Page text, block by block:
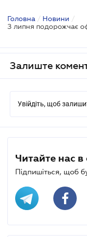
Головна / Новини /
Залиште
Увійдіть, щоб
Читайте нас
Підпишіться, щоб